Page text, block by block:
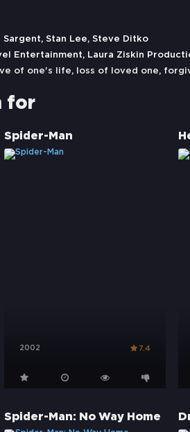
Sargent, Stan Lee, Steve Ditko
Entertainment, Laura Ziskin
of one's life, loss of loved one,
for
Spider-Man
2002 7.4
Spider-Man: No Way Home